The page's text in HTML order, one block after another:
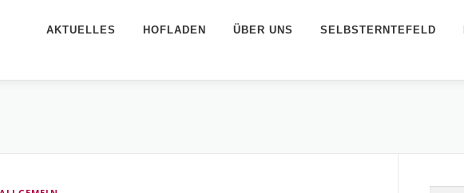
AKTUELLES HOFLADEN ÜBER UNS SELBSTERNTEFELD